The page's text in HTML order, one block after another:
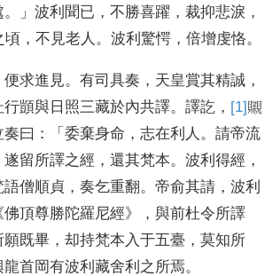
。」 波利聞已 ， 不勝喜躍 ， 裁抑悲淚 ，
頃 ，不見老人 。波利驚愕 ，倍增虔恪。
便求進見。 有司具奏 ， 天皇賞其精誠 ，
顗與日照三藏於內共譯。 譯訖 ， [1]䞋
奏曰 ：「 委棄身命 ， 志在利人 。 請帝流
遂留所譯之經 ， 還其梵本。 波利得經 ，
語僧順貞 ， 奏乞重翻。 帝俞其請 ， 波利
佛頂尊勝陀羅尼經》， 與前杜令所譯
願既畢 ， 却持梵本入 于五臺 ， 莫知所
龍首岡有波利藏舍利之所焉。